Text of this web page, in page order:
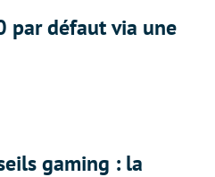
par défaut via une
gaming : la